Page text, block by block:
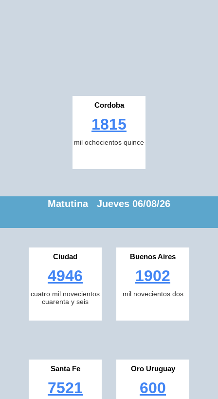
Cordoba
1815
mil ochocientos quince
Matutina Jueves 06/08/26
Ciudad
4946
cuatro mil novecientos
cuarenta y seis
Buenos Aires
1902
mil novecientos dos
Santa Fe
7521
Oro Uruguay
600